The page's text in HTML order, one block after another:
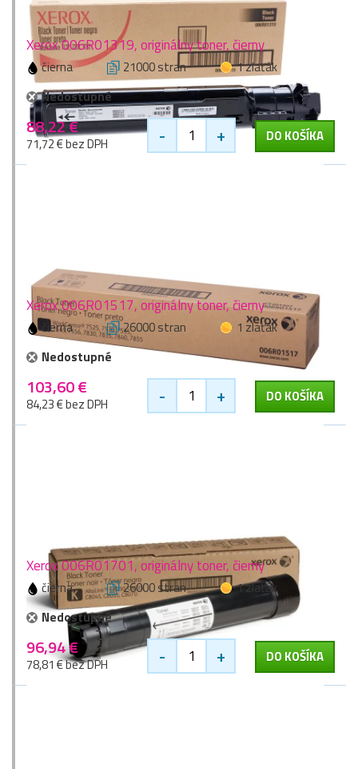
Xerox 006R01319, originálny toner, čierny
čierna 21000 stran
1 zlaťák
Nedostupné
88,22 €
71,72 € bez DPH - + DO KOŠÍKA
Xerox 006R01517, originálny toner, čierny
čierna 26000 stran
1 zlaťák
Nedostupné
103,60 €
84,23 € bez DPH - + DO KOŠÍKA
Xerox 006R01701, originálny toner, čierny
čierna 26000 stran
1 zlaťák
Nedostupné
96,94 €
78,81 € bez DPH - + DO KOŠÍKA